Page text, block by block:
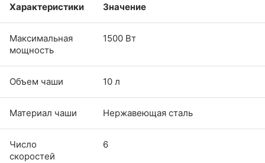
Характеристики Значение
Максимальная
мощность
1500 Вт
Объем чаши 10 л
Материал чаши Нержавеющая сталь
Число
скоростей
6